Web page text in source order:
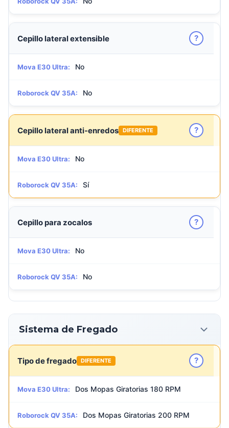
Cepillo lateral extensible ?
Mova E30 Ultra: No
Roborock QV 35A: No
Cepillo lateral anti-enredos DIFERENTE ?
Mova E30 Ultra: No
Roborock QV 35A: Sí
Cepillo para zocalos ?
Mova E30 Ultra: No
Roborock QV 35A: No
Sistema de Fregado
Tipo de fregado DIFERENTE ?
Mova E30 Ultra: Dos Mopas Giratorias 180 RPM
Roborock QV 35A: Dos Mopas Giratorias 200 RPM